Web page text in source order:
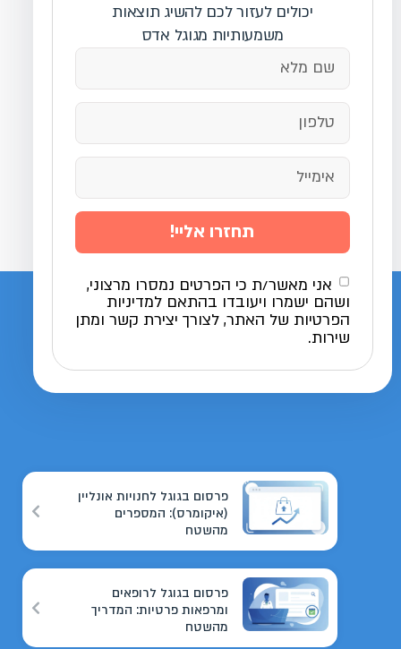
יכולים לעזור לכם להשיג תוצאות
משמעותיות מגוגל אדס
אני מאשר/ת כי הפרטים נמסרו מרצוני,
ושהם ישמרו ויעובדו בהתאם למדיניות
הפרטיות של האתר, לצורך יצירת קשר ומתן
שירות.
תחזרו אליי!
פרסום בגוגל לחנויות אונליין
(איקומרס): המספרים
מהשטח
פרסום בגוגל לרופאים
ומרפאות פרטיות: המדריך
מהשטח